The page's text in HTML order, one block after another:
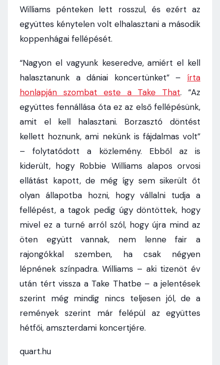
Williams pénteken lett rosszul, és ezért az
együttes kénytelen volt elhalasztani a második
koppenhágai fellépését.
“Nagyon el vagyunk keseredve, amiért el kell
halasztanunk a dániai koncertünket” – írta
honlapján szombat este a Take That. “Az
együttes fennállása óta ez az első fellépésünk,
amit el kell halasztani. Borzasztó döntést
kellett hoznunk, ami nekünk is fájdalmas volt”
– folytatódott a közlemény. Ebből az is
kiderült, hogy Robbie Williams alapos orvosi
ellátást kapott, de még így sem sikerült őt
olyan állapotba hozni, hogy vállalni tudja a
fellépést, a tagok pedig úgy döntöttek, hogy
mivel ez a turné arról szól, hogy újra mind az
öten együtt vannak, nem lenne fair a
rajongókkal szemben, ha csak négyen
lépnének színpadra. Williams – aki tizenöt év
után tért vissza a Take Thatbe – a jelentések
szerint még mindig nincs teljesen jól, de a
remények szerint már felépül az együttes
hétfői, amszterdami koncertjére.
quart.hu